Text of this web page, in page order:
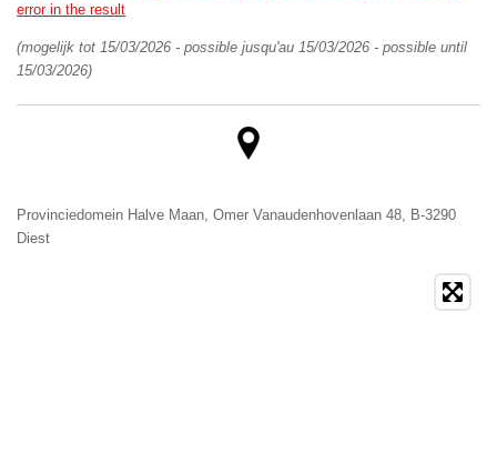
error in the result
(mogelijk tot 15/03/2026 - possible jusqu'au 15/03/2026 - possible until
15/03/2026)
Provinciedomein Halve Maan, Omer Vanaudenhovenlaan 48, B-3290
Diest